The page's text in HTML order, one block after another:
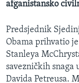
Jezici
afganistansko
Predsjednik
Obama prihvatio
Stanleya
savezničkih snaga
Davida Petreusa.